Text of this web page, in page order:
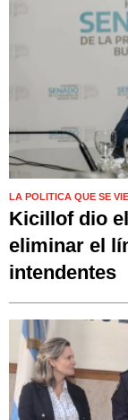
LA POLITICA QUE SE
Kicillof dio
eliminar el
intendentes